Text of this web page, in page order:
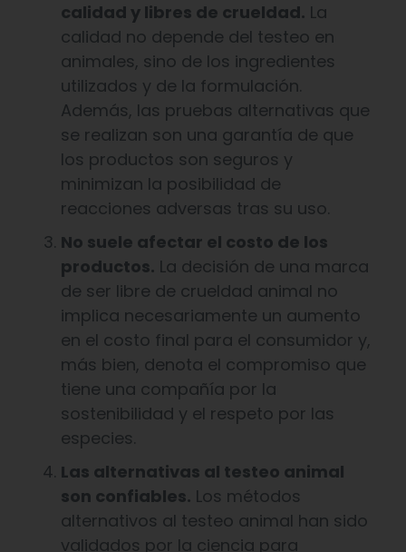
calidad y libres de crueldad. La
calidad no depende del testeo en
animales, sino de los ingredientes
utilizados y de la formulación.
Además, las pruebas alternativas que
se realizan son una garantía de que
los productos son seguros y
minimizan la posibilidad de
reacciones adversas tras su uso.
No suele afectar el costo de los
productos. La decisión de una marca
de ser libre de crueldad animal no
implica necesariamente un aumento
en el costo final para el consumidor y,
más bien, denota el compromiso que
tiene una compañía por la
sostenibilidad y el respeto por las
especies.
Las alternativas al testeo animal
son confiables. Los métodos
alternativos al testeo animal han sido
validados por la ciencia para